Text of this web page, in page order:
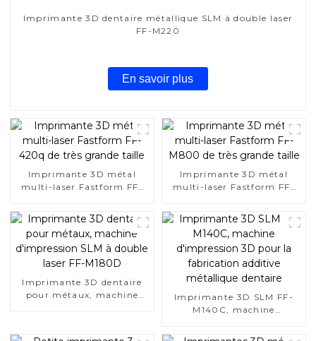
Imprimante 3D dentaire métallique SLM à double laser
FF-M220
En savoir plus
Imprimante 3D métal
multi-laser Fastform FF-
Imprimante 3D métal
multi-laser Fastform FF-
Imprimante 3D dentaire
pour métaux, machine
Imprimante 3D SLM FF-
M140C, machine